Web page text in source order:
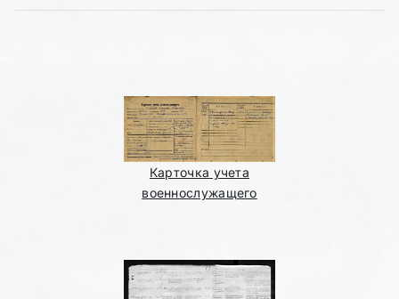
Карточка учета
военнослужащего